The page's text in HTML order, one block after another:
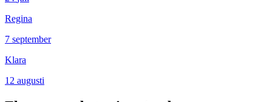
Regina
7 september
Klara
12 augusti